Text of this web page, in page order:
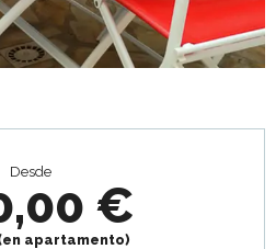
Desde
€
apartamento)